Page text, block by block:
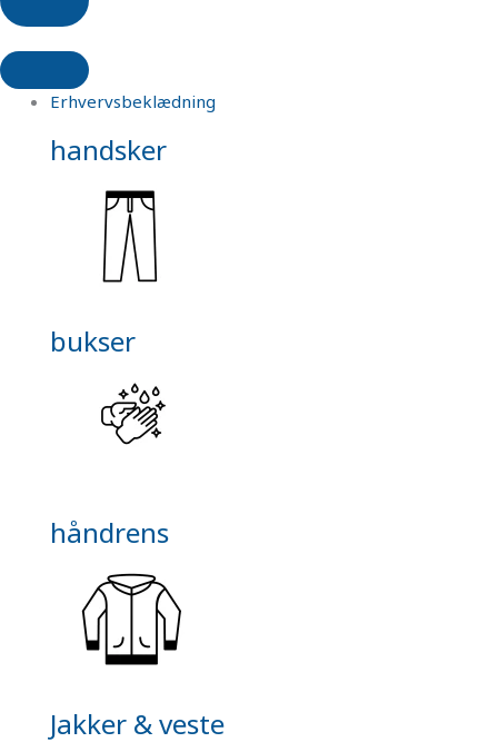
Erhvervsbeklædning
handsker
bukser
håndrens
Jakker & veste